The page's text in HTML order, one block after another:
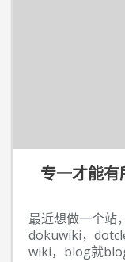
专一才能有
最近想做一个站
dokuwiki，
wiki，blog就